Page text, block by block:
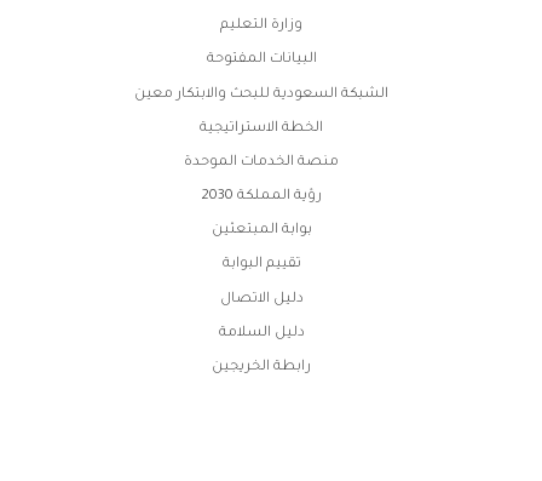
وزارة التعليم
البيانات المفتوحة
الشبكة السعودية للبحث والابتكار معين
الخطة الاستراتيجية
منصة الخدمات الموحدة
رؤية المملكة 2030
بوابة المبتعثين
تقييم البوابة
دليل الاتصال
دليل السلامة
رابطة الخريجين